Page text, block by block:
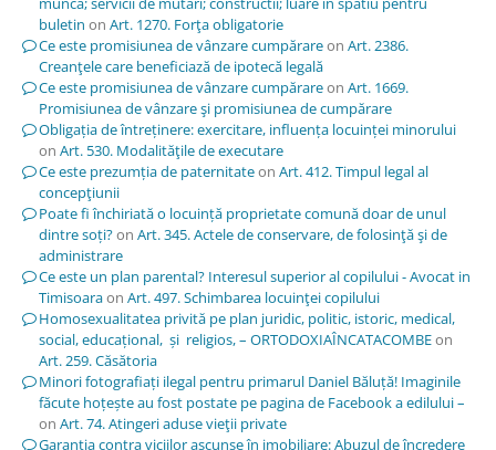
buletin on Art. 1270. Forţa obligatorie
Ce este promisiunea de vânzare cumpărareon Art. 2386.
Creanţele care beneficiază de ipotecă legală
Ce este promisiunea de vânzare cumpărareon Art. 1669.
Promisiunea de vânzare şi promisiunea de cumpărare
Obligația de întreținere: exercitare, influența locuinței minorului
on Art. 530. Modalităţile de executare
Ce este prezumția de paternitateon Art. 412. Timpul legal al
concepţiunii
Poate fi închiriată o locuință proprietate comună doar de unul
dintre soți?on Art. 345. Actele de conservare, de folosinţă şi de
administrare
Ce este un plan parental? Interesul superior al copilului - Avocat in
Timisoaraon Art. 497. Schimbarea locuinţei copilului
Homosexualitatea privită pe plan juridic, politic, istoric, medical,
social, educațional, și religios, – ORTODOXIAÎNCATACOMBEon
Art. 259. Căsătoria
Minori fotografiați ilegal pentru primarul Daniel Băluță! Imaginile
făcute hoțește au fost postate pe pagina de Facebook a edilului –
on Art. 74. Atingeri aduse vieţii private
Garanția contra viciilor ascunse în imobiliare: Abuzul de încredere